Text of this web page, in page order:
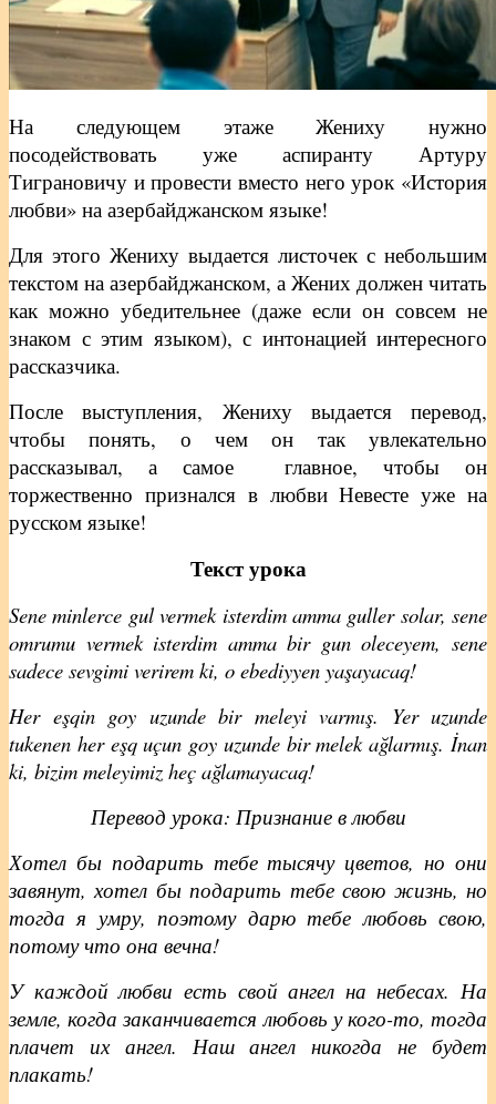
На следующем этаже Жениху нужно
посодействовать уже аспиранту Артуру
Тиграновичу и провести вместо него урок «История
любви» на азербайджанском языке!
Для этого Жениху выдается листочек с небольшим
текстом на азербайджанском, а Жених должен читать
как можно убедительнее (даже если он совсем не
знаком с этим языком), с интонацией интересного
рассказчика.
После выступления, Жениху выдается перевод,
чтобы понять, о чем он так увлекательно
рассказывал, а самое главное, чтобы он
торжественно признался в любви Невесте уже на
русском языке!
Текст урока
Sene minlerce gul vermek isterdim amma guller solar, sene
omrumu vermek isterdim amma bir gun oleceyem, sene
sadece sevgimi verirem ki, o ebediyyen yaşayacaq!
Her eşqin goy uzunde bir meleyi varmış. Yer uzunde
tukenen her eşq uçun goy uzunde bir melek ağlarmış. İnan
ki, bizim meleyimiz heç ağlamayacaq!
Перевод урока: Признание в любви
Хотел бы подарить тебе тысячу цветов, но они
завянут, хотел бы подарить тебе свою жизнь, но
тогда я умру, поэтому дарю тебе любовь свою,
потому что она вечна!
У каждой любви есть свой ангел на небесах. На
земле, когда заканчивается любовь у кого-то, тогда
плачет их ангел. Наш ангел никогда не будет
плакать!